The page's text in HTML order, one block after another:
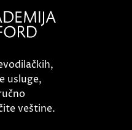
usluge,
veštine.